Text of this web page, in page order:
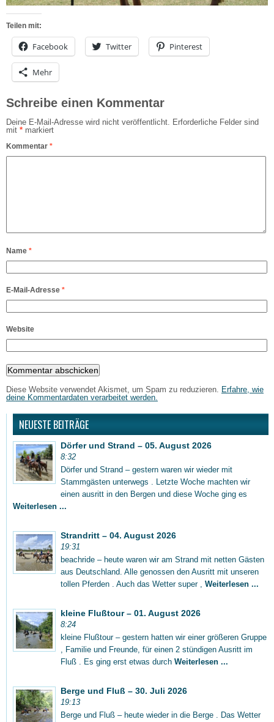
Teilen mit:
Facebook Twitter Pinterest
Mehr
Schreibe einen Kommentar
Deine E-Mail-Adresse wird nicht veröffentlicht.
Erforderliche Felder sind
mit * markiert
Kommentar *
Name *
E-Mail-Adresse *
Website
Diese Website verwendet Akismet, um Spam zu reduzieren.
Erfahre, wie
deine Kommentardaten verarbeitet werden.
NEUESTE BEITRÄGE
Dörfer und Strand – 05. August 2026
8:32
Dörfer und Strand – gestern waren wir wieder mit
Stammgästen unterwegs . Letzte Woche machten wir
einen ausritt in den Bergen und diese Woche ging es
Weiterlesen ...
Strandritt – 04. August 2026
19:31
beachride – heute waren wir am Strand mit netten Gästen
aus Deutschland. Alle genossen den Ausritt mit unseren
tollen Pferden . Auch das Wetter super , Weiterlesen ...
kleine Flußtour – 01. August 2026
8:24
kleine Flußtour – gestern hatten wir einer größeren Gruppe
, Familie und Freunde, für einen 2 stündigen Ausritt im
Fluß . Es ging erst etwas durch Weiterlesen ...
Berge und Fluß – 30. Juli 2026
19:13
Berge und Fluß – heute wieder in die Berge . Das Wetter